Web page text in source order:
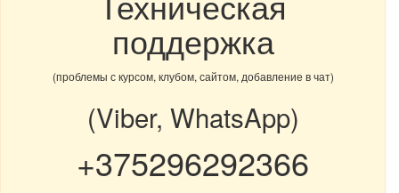
поддержка
(проблемы с курсом, клубом, сайтом, добавление в чат)
(Viber, WhatsApp)
+375296292366